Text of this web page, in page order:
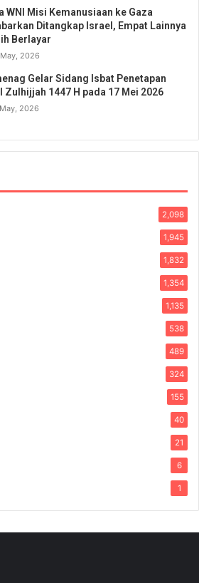
WNI Misi Kemanusiaan ke Gaza
Ditangkap Israel, Empat Lainnya
Berlayar
2026
Gelar Sidang Isbat Penetapan
Zulhijjah 1447 H pada 17 Mei 2026
2026
2,098
1,945
1,832
1,354
1,135
538
489
324
155
40
21
6
1